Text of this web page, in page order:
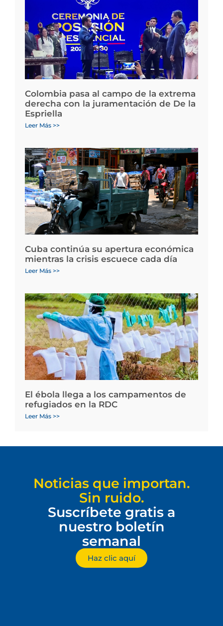
Colombia pasa al campo de la extrema
derecha con la juramentación de De la
Espriella
Leer Más >>
Cuba continúa su apertura económica
mientras la crisis escuece cada día
Leer Más >>
El ébola llega a los campamentos de
refugiados en la RDC
Leer Más >>
Noticias que importan.
Sin ruido.
Suscríbete gratis a
nuestro boletín
semanal
Haz clic aquí